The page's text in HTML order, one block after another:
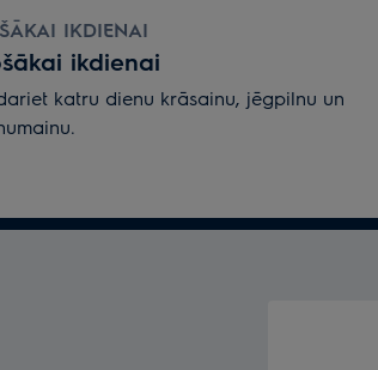
IKDIENAI
ikdienai
katru dienu krāsainu, jēgpilnu un